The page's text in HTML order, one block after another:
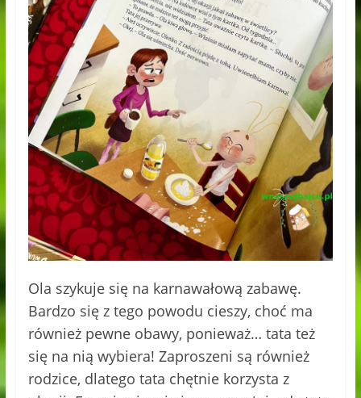
Ola szykuje się na karnawałową zabawę.
Bardzo się z tego powodu cieszy, choć ma
również pewne obawy, ponieważ… tata też
się na nią wybiera! Zaproszeni są również
rodzice, dlatego tata chętnie korzysta z